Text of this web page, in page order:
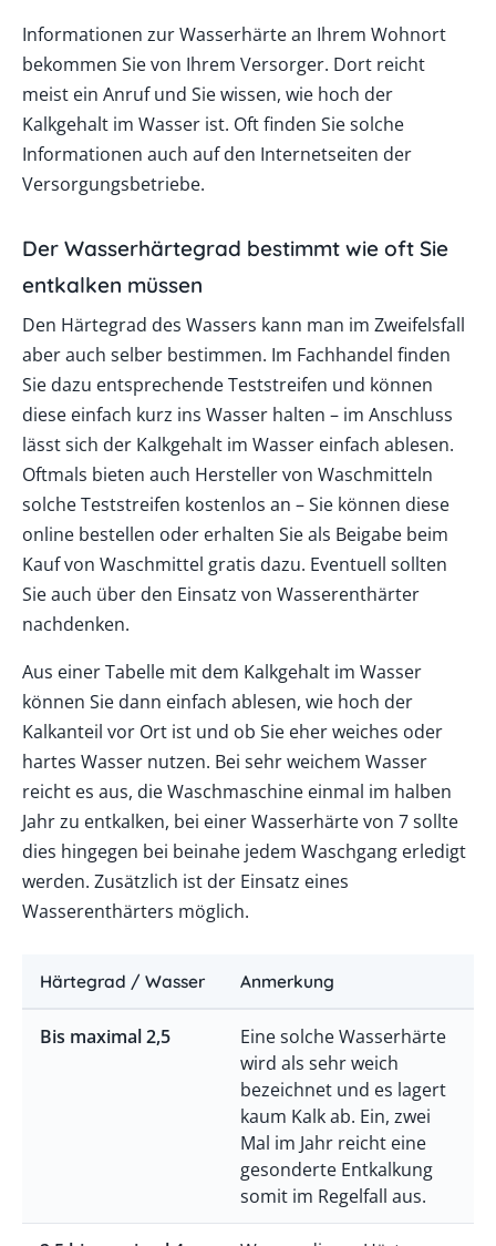
Informationen zur Wasserhärte an Ihrem Wohnort
bekommen Sie von Ihrem Versorger. Dort reicht
meist ein Anruf und Sie wissen, wie hoch der
Kalkgehalt im Wasser ist. Oft finden Sie solche
Informationen auch auf den Internetseiten der
Versorgungsbetriebe.
Der Wasserhärtegrad bestimmt wie oft Sie
entkalken müssen
Den Härtegrad des Wassers kann man im Zweifelsfall
aber auch selber bestimmen. Im Fachhandel finden
Sie dazu entsprechende Teststreifen und können
diese einfach kurz ins Wasser halten – im Anschluss
lässt sich der Kalkgehalt im Wasser einfach ablesen.
Oftmals bieten auch Hersteller von Waschmitteln
solche Teststreifen kostenlos an – Sie können diese
online bestellen oder erhalten Sie als Beigabe beim
Kauf von Waschmittel gratis dazu. Eventuell sollten
Sie auch über den Einsatz von Wasserenthärter
nachdenken.
Aus einer Tabelle mit dem Kalkgehalt im Wasser
können Sie dann einfach ablesen, wie hoch der
Kalkanteil vor Ort ist und ob Sie eher weiches oder
hartes Wasser nutzen. Bei sehr weichem Wasser
reicht es aus, die Waschmaschine einmal im halben
Jahr zu entkalken, bei einer Wasserhärte von 7 sollte
dies hingegen bei beinahe jedem Waschgang erledigt
werden. Zusätzlich ist der Einsatz eines
Wasserenthärters möglich.
Härtegrad / Wasser Anmerkung
Bis maximal 2,5
Eine solche Wasserhärte
wird als sehr weich
bezeichnet und es lagert
kaum Kalk ab. Ein, zwei
Mal im Jahr reicht eine
gesonderte Entkalkung
somit im Regelfall aus.